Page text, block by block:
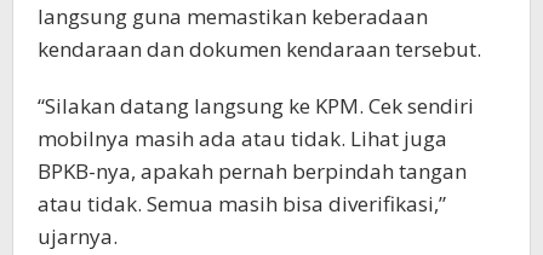
langsung guna memastikan keberadaan
kendaraan dan dokumen kendaraan tersebut.
“Silakan datang langsung ke KPM. Cek sendiri
mobilnya masih ada atau tidak. Lihat juga
BPKB-nya, apakah pernah berpindah tangan
atau tidak. Semua masih bisa diverifikasi,”
ujarnya.